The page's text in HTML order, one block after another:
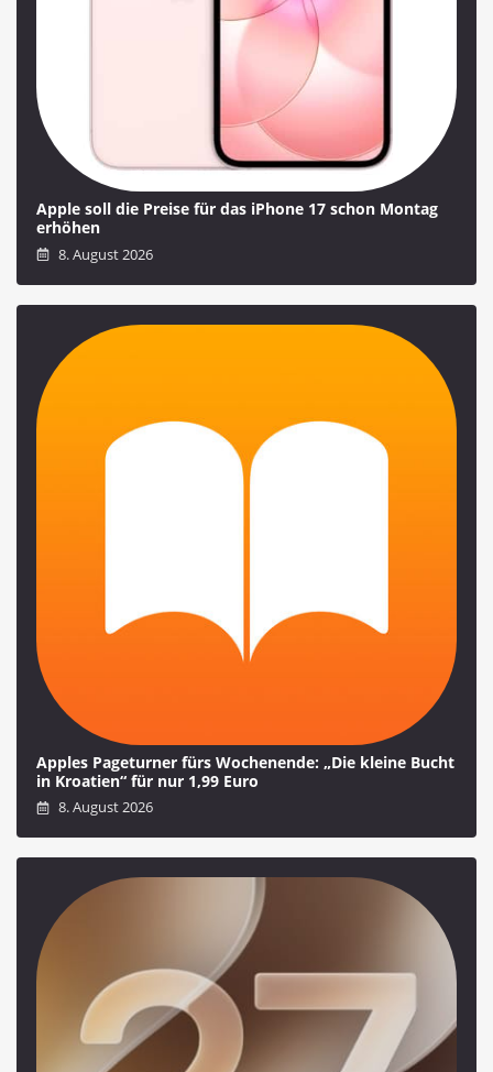
Apple soll die Preise für das iPhone 17 schon Montag
erhöhen
8. August 2026
Apples Pageturner fürs Wochenende: „Die kleine Bucht
in Kroatien“ für nur 1,99 Euro
8. August 2026